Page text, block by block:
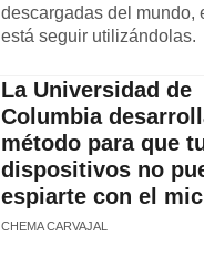
descargadas del mundo,
está seguir utilizándolas.
La Universidad de
Columbia
método para que
dispositivos no
espiarte con el
CHEMA CARVAJAL